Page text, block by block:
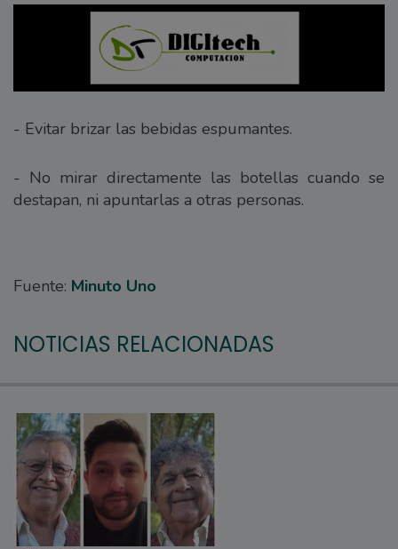
- Evitar brizar las bebidas espumantes.
- No mirar directamente las botellas cuando se
destapan, ni apuntarlas a otras personas.
Fuente: Minuto Uno
NOTICIAS RELACIONADAS